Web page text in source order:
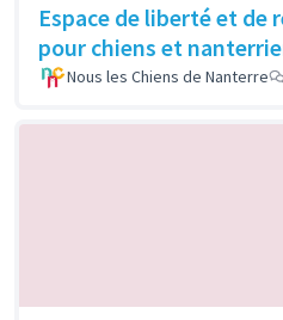
Espace de liberté et de
pour chiens et
Nous les Chiens de Nanterre